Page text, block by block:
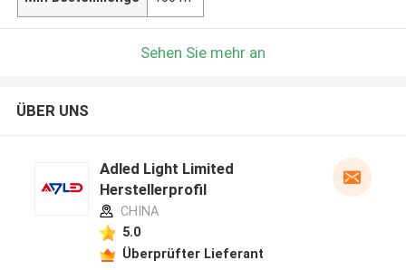
Sehen Sie mehr an
ÜBER UNS
Adled Light Limited
Herstellerprofil
CHINA
5.0
Überprüfter Lieferant